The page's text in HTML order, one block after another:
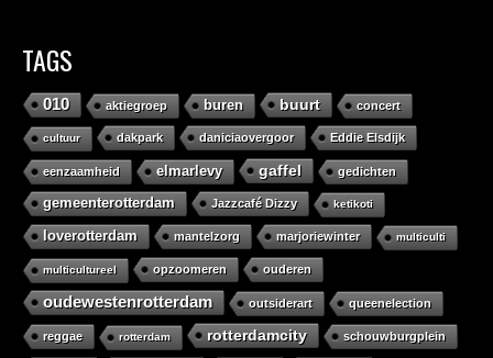
TAGS
010 aktiegroep buren buurt concert
cultuur dakpark daniciaovergoor Eddie Elsdijk
eenzaamheid elmarlevy gaffel gedichten
gemeenterotterdam Jazzcafé Dizzy ketikoti
loverotterdam mantelzorg marjoriewinter multiculti
multicultureel opzoomeren ouderen
oudewestenrotterdam outsiderart queenelection
reggae rotterdam rotterdamcity schouwburgplein